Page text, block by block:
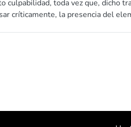
toda vez que, dicho
críticamente, la presencia del